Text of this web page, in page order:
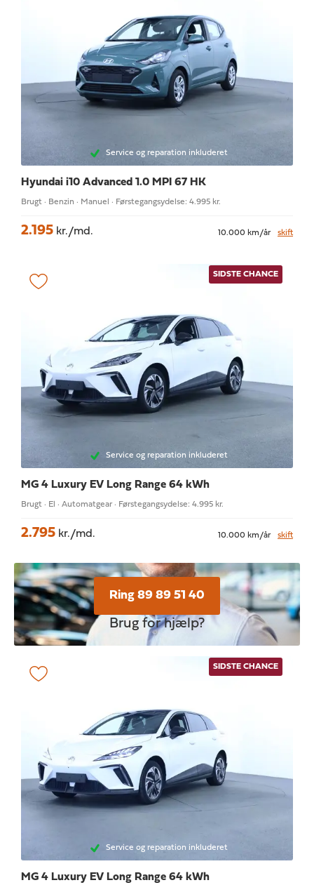
Service og reparation inkluderet
Hyundai i10 Advanced 1.0 MPI 67 HK
Brugt · Benzin · Manuel · Førstegangsydelse: 4.995 kr.
2.195 kr./md. 10.000 km/år skift
SIDSTE CHANCE
Service og reparation inkluderet
MG 4 Luxury EV Long Range 64 kWh
Brugt · El · Automatgear · Førstegangsydelse: 4.995 kr.
2.795 kr./md. 10.000 km/år skift
Ring 89 89 51 40
Brug for hjælp?
SIDSTE CHANCE
Service og reparation inkluderet
MG 4 Luxury EV Long Range 64 kWh